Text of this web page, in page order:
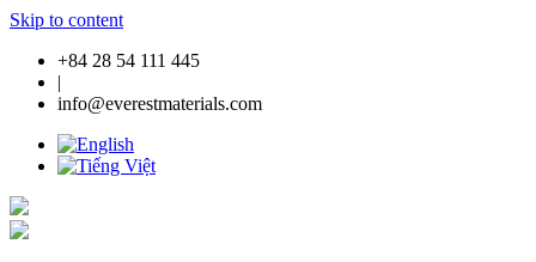
Skip to content
+84 28 54 111 445
|
info@everestmaterials.com